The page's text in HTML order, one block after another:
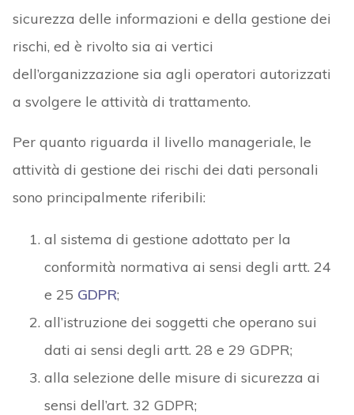
sicurezza delle informazioni e della gestione dei
rischi, ed è rivolto sia ai vertici
dell’organizzazione sia agli operatori autorizzati
a svolgere le attività di trattamento.
Per quanto riguarda il livello manageriale, le
attività di gestione dei rischi dei dati personali
sono principalmente riferibili:
al sistema di gestione adottato per la
conformità normativa ai sensi degli artt. 24
e 25 GDPR;
all’istruzione dei soggetti che operano sui
dati ai sensi degli artt. 28 e 29 GDPR;
alla selezione delle misure di sicurezza ai
sensi dell’art. 32 GDPR;